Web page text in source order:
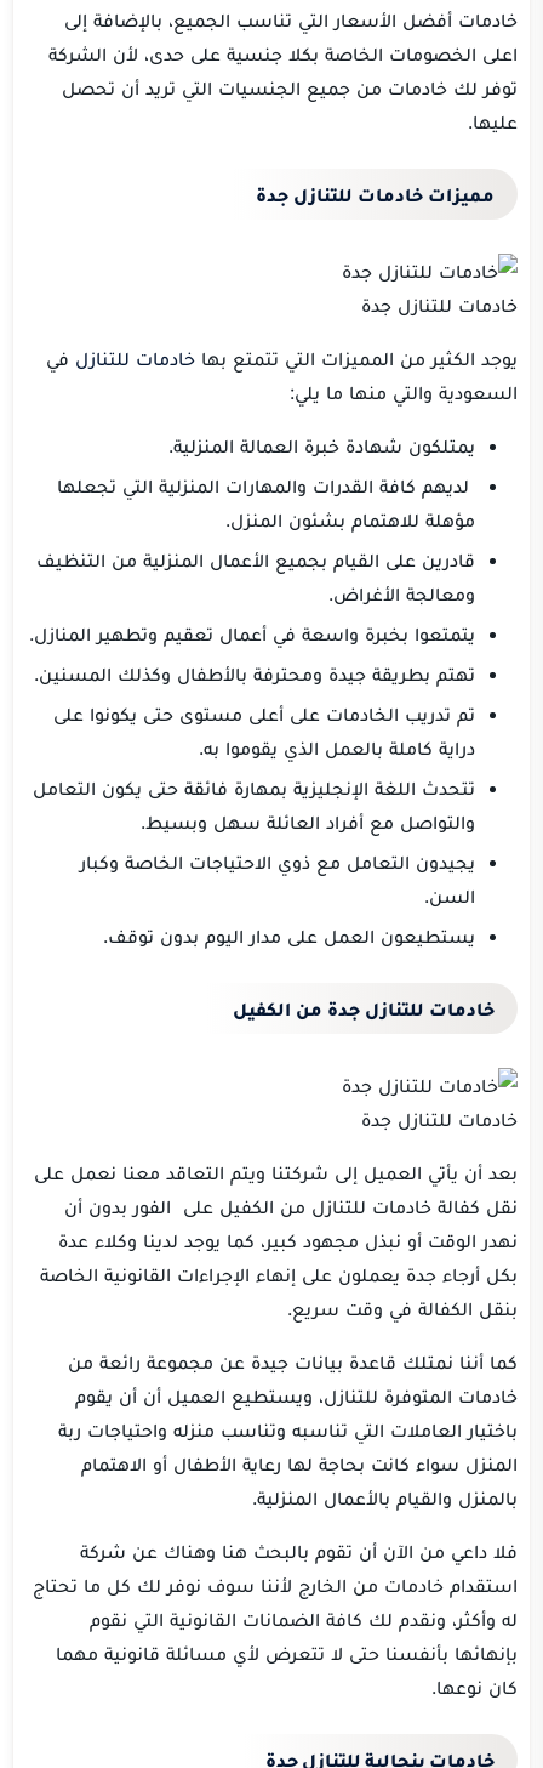
خادمات أفضل الأسعار التي تناسب الجميع، بالإضافة إلى
اعلى الخصومات الخاصة بكلا جنسية على حدى، لأن الشركة
توفر لك خادمات من جميع الجنسيات التي تريد أن تحصل
عليها.
مميزات خادمات للتنازل جدة
خادمات للتنازل جدة
يوجد الكثير من المميزات التي تتمتع بها خادمات للتنازل في
السعودية والتي منها ما يلي:
يمتلكون شهادة خبرة العمالة المنزلية.
لديهم كافة القدرات والمهارات المنزلية التي تجعلها
مؤهلة للاهتمام بشئون المنزل.
قادرين على القيام بجميع الأعمال المنزلية من التنظيف
ومعالجة الأغراض.
يتمتعوا بخبرة واسعة في أعمال تعقيم وتطهير المنازل.
تهتم بطريقة جيدة ومحترفة بالأطفال وكذلك المسنين.
تم تدريب الخادمات على أعلى مستوى حتى يكونوا على
دراية كاملة بالعمل الذي يقوموا به.
تتحدث اللغة الإنجليزية بمهارة فائقة حتى يكون التعامل
والتواصل مع أفراد العائلة سهل وبسيط.
يجيدون التعامل مع ذوي الاحتياجات الخاصة وكبار
السن.
يستطيعون العمل على مدار اليوم بدون توقف.
خادمات للتنازل جدة من الكفيل
خادمات للتنازل جدة
بعد أن يأتي العميل إلى شركتنا ويتم التعاقد معنا نعمل على
نقل كفالة خادمات للتنازل من الكفيل على الفور بدون أن
نهدر الوقت أو نبذل مجهود كبير، كما يوجد لدينا وكلاء عدة
بكل أرجاء جدة يعملون على إنهاء الإجراءات القانونية الخاصة
بنقل الكفالة في وقت سريع.
كما أننا نمتلك قاعدة بيانات جيدة عن مجموعة رائعة من
خادمات المتوفرة للتنازل، ويستطيع العميل أن أن يقوم
باختيار العاملات التي تناسبه وتناسب منزله واحتياجات ربة
المنزل سواء كانت بحاجة لها رعاية الأطفال أو الاهتمام
بالمنزل والقيام بالأعمال المنزلية.
فلا داعي من الآن أن تقوم بالبحث هنا وهناك عن شركة
استقدام خادمات من الخارج لأننا سوف نوفر لك كل ما تحتاج
له وأكثر، ونقدم لك كافة الضمانات القانونية التي نقوم
بإنهائها بأنفسنا حتى لا تتعرض لأي مسائلة قانونية مهما
كان نوعها.
خادمات بنجالية للتنازل جدة